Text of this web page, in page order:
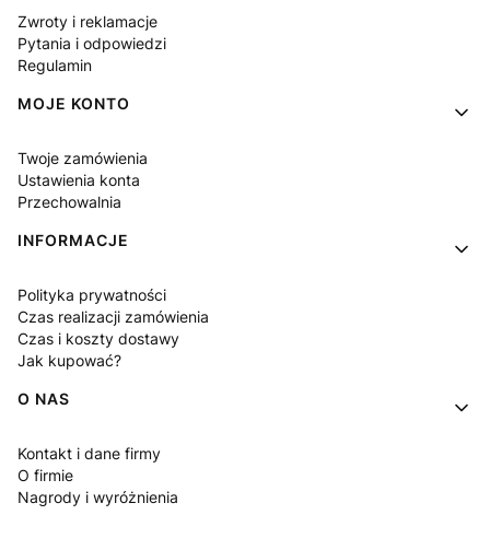
Zwroty i reklamacje
Pytania i odpowiedzi
Regulamin
MOJE KONTO
Twoje zamówienia
Ustawienia konta
Przechowalnia
INFORMACJE
Polityka prywatności
Czas realizacji zamówienia
Czas i koszty dostawy
Jak kupować?
O NAS
Kontakt i dane firmy
O firmie
Nagrody i wyróżnienia